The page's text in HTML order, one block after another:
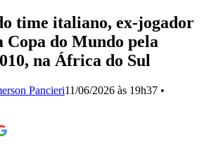
time italiano, ex-jogador
Copa do Mundo pela
na África do Sul
Pancieri11/06/2026 às 19h37 •